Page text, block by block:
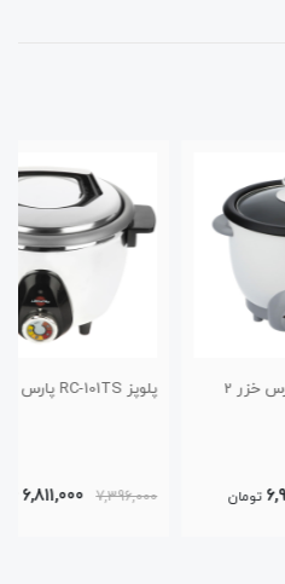
پلوپز RC-101TS پارس خزر 4 نفره
7,396,000
6,811,000 تومان